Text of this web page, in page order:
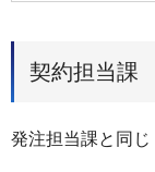
契約担当課
発注担当課と同じ